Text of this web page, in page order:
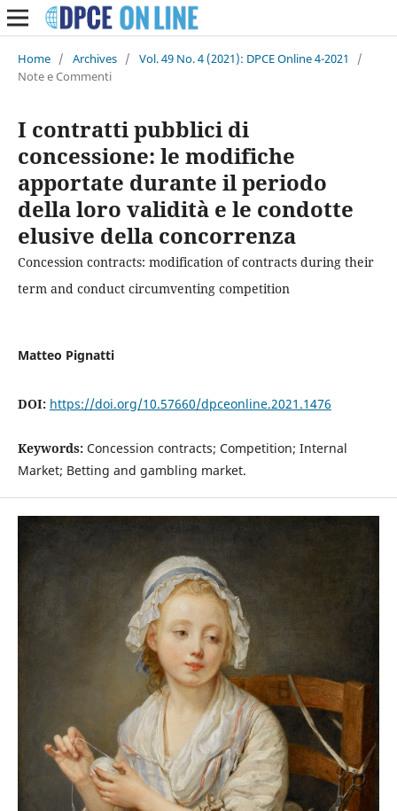
Home / Archives / Vol. 49 No. 4 (2021): DPCE Online 4-2021
/
Note e Commenti
I contratti pubblici di
concessione: le modifiche
apportate durante il periodo
della loro validità e le condotte
elusive della concorrenza
Concession contracts: modification of contracts during their
term and conduct circumventing competition
Matteo Pignatti
DOI: https://doi.org/10.57660/dpceonline.2021.1476
Keywords: Concession contracts; Competition; Internal
Market; Betting and gambling market.